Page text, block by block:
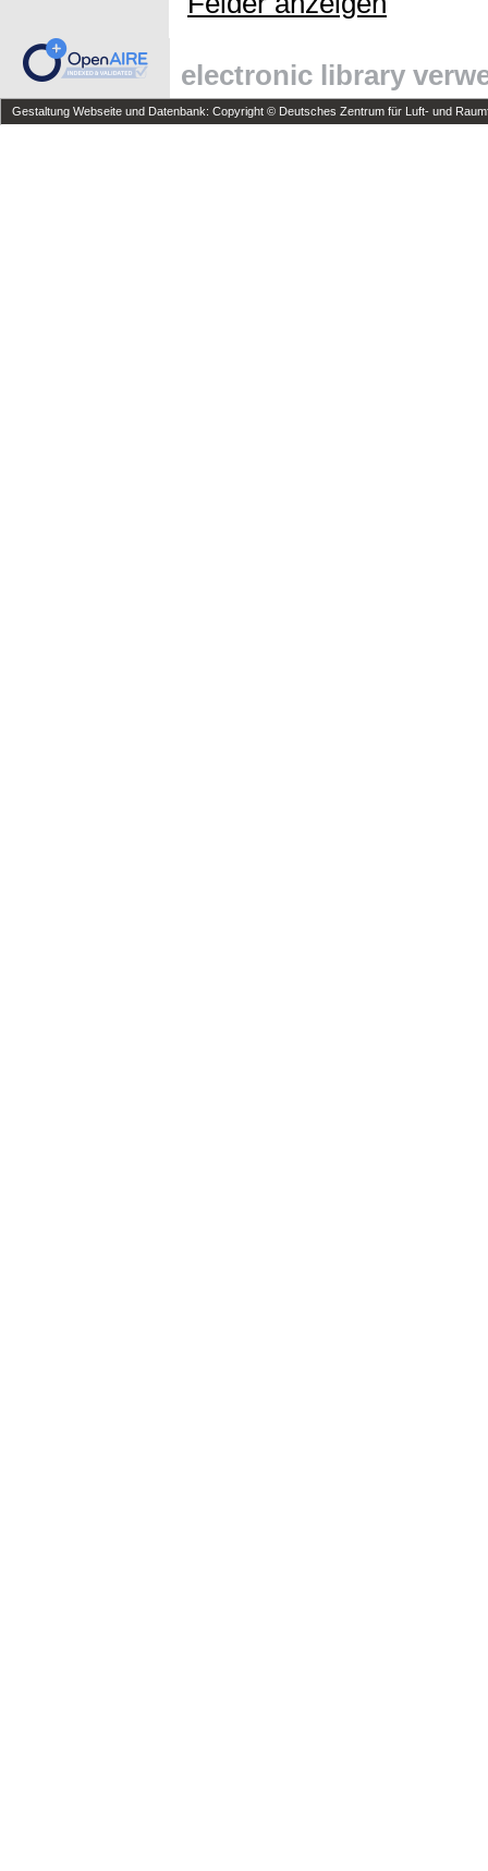
electronic library
Gestaltung Webseite und Datenbank: Copyright © Deutsches Zentrum für Luft- und